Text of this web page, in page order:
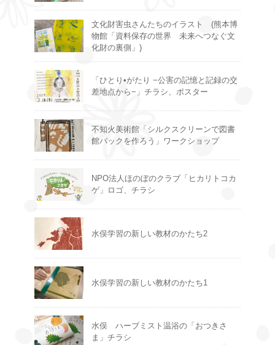
文化財害虫さんたちのイラスト (熊本博
物館「資料保存の世界 未来へつなぐ文
化財の裏側」)
「ひとり•がたり −公害の記憶と記録の交
差地点から−」チラシ、ポスター
不知火美術館「シルクスクリーンで図書
館バックを作ろう」ワークショップ
NPO法人ほのぼのクラブ「ヒカリトコカ
ゲ」ロゴ、チラシ
水俣学習の新しい教材のかたち2
水俣学習の新しい教材のかたち1
水俣 ハーブミスト温浴の「おつきさ
ま」チラシ